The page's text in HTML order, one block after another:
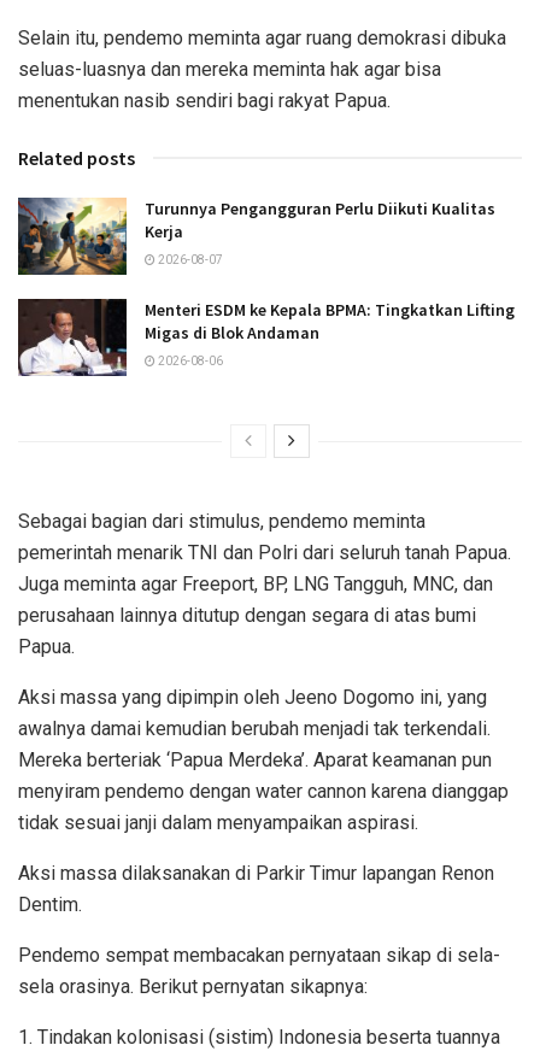
Selain itu, pendemo meminta agar ruang demokrasi dibuka
seluas-luasnya dan mereka meminta hak agar bisa
menentukan nasib sendiri bagi rakyat Papua.
Related posts
Turunnya Pengangguran Perlu Diikuti Kualitas
Kerja
2026-08-07
Menteri ESDM ke Kepala BPMA: Tingkatkan Lifting
Migas di Blok Andaman
2026-08-06
Sebagai bagian dari stimulus, pendemo meminta
pemerintah menarik TNI dan Polri dari seluruh tanah Papua.
Juga meminta agar Freeport, BP, LNG Tangguh, MNC, dan
perusahaan lainnya ditutup dengan segara di atas bumi
Papua.
Aksi massa yang dipimpin oleh Jeeno Dogomo ini, yang
awalnya damai kemudian berubah menjadi tak terkendali.
Mereka berteriak ‘Papua Merdeka’. Aparat keamanan pun
menyiram pendemo dengan water cannon karena dianggap
tidak sesuai janji dalam menyampaikan aspirasi.
Aksi massa dilaksanakan di Parkir Timur lapangan Renon
Dentim.
Pendemo sempat membacakan pernyataan sikap di sela-
sela orasinya. Berikut pernyatan sikapnya:
1. Tindakan kolonisasi (sistim) Indonesia beserta tuannya